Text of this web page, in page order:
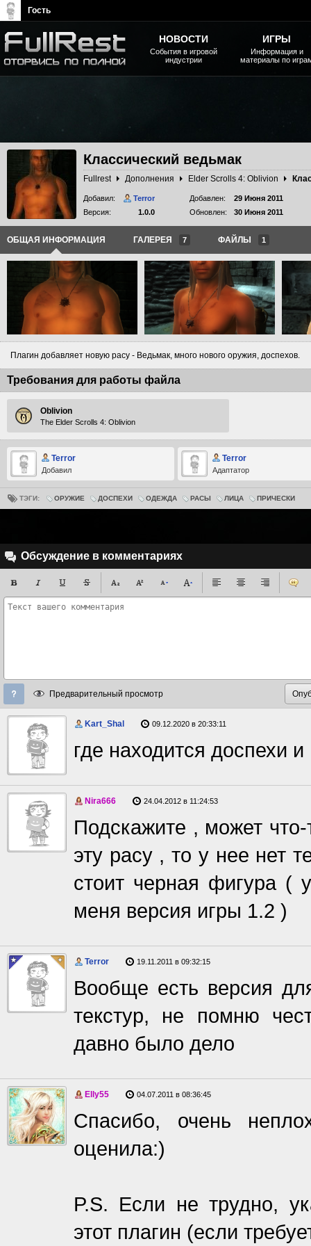
Классический ведьмак
Fullrest Дополнения Elder Scrolls 4: Oblivion
Добавил:
Terror
Версия:
1.0.0
Добавлен:
29 Июня 2011
Обновлен:
30 Июня 2011
ОБЩАЯ ИНФОРМАЦИЯ ГАЛЕРЕЯ 7 ФАЙЛЫ 1
Плагин добавляет новую расу - Ведьмак, много нового оружия, доспехов.
Требования для работы файла
Oblivion
The Elder Scrolls 4: Oblivion
Terror
Добавил
Terror
Адаптатор
ТЭГИ: ОРУЖИЕ ДОСПЕХИ ОДЕЖДА РАСЫ ЛИЦА ПРИЧЕСКИ
Обсуждение в комментариях
Предварительный просмотр
Kart_Shal 09.12.2020 в 20:33:11
где находится доспехи
Nira666 24.04.2012 в 11:24:53
Подскажите , может
эту расу , то у нее нет
стоит черная фигура (
меня версия игры 1.2 )
Terror 19.11.2011 в 09:32:15
Вообще есть версия
текстур, не помню
давно было дело
Elly55 04.07.2011 в 08:36:45
Спасибо, очень
оценила:)
P.S. Если не трудно,
этот плагин (если
НОВОСТИ
События в игровой
индустрии
ИГРЫ
Информация и
материалы по
Гость